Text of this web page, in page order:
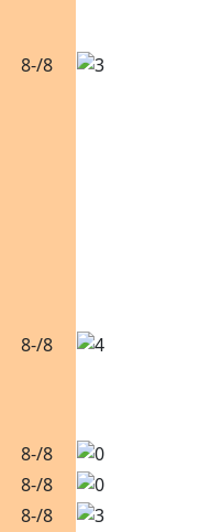
8-/8
8-/8
8-/8
8-/8
8-/8